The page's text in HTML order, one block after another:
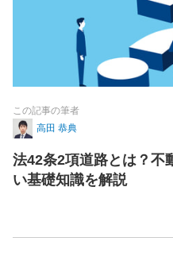
この記事の筆者
高田 恭典
法42条2項道路とは？不
い基礎知識を解説